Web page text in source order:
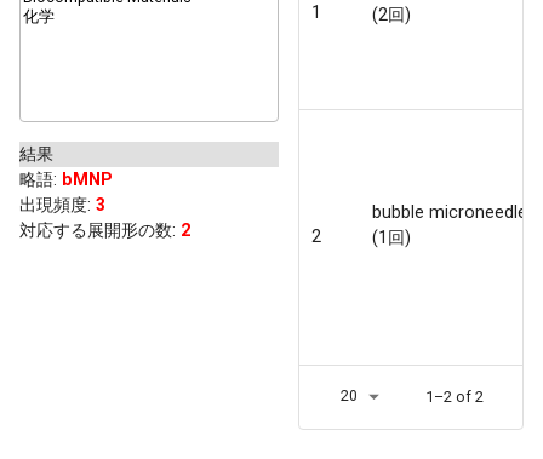
結果
略語: bMNP
出現頻度: 3
対応する展開形の数: 2
1
(2回)
2
bubble microneedle
(1回)
20 1–2 of 2